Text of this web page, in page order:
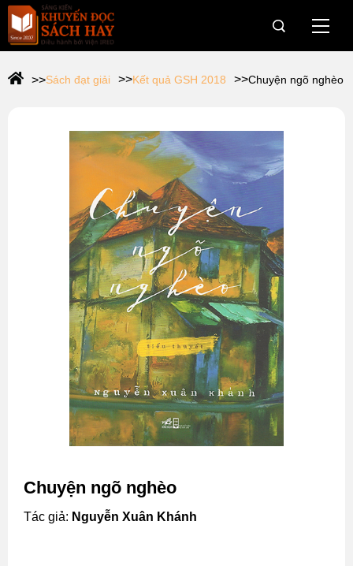
Trang Chủ
Giải Sách Hay
Câu chuyện dân trí cho vùng khó
Hành trình Onebook
Tin tức & Sự kiện
Web Viện IRED
Sách đạt giải Kết quả GSH 2018 Chuyện ngõ nghèo
Chuyện ngõ nghèo
Tác giả: Nguyễn Xuân Khánh